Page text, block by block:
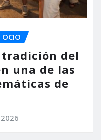
OCIO
tradición del
una de las
de